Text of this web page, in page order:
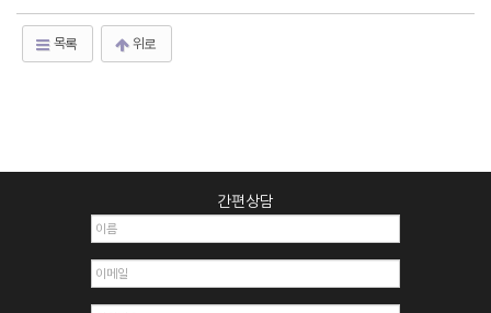
목록 위로
간편상담